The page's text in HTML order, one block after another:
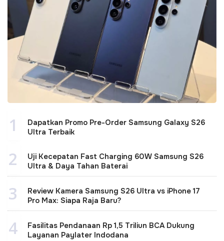
1
Dapatkan Promo Pre-Order Samsung Galaxy S26
Ultra Terbaik
2
Uji Kecepatan Fast Charging 60W Samsung S26
Ultra & Daya Tahan Baterai
3
Review Kamera Samsung S26 Ultra vs iPhone 17
Pro Max: Siapa Raja Baru?
4
Fasilitas Pendanaan Rp 1,5 Triliun BCA Dukung
Layanan Paylater Indodana